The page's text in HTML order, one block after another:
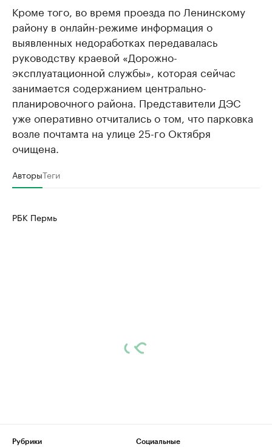
Кроме того, во время проезда по Ленинскому
району в онлайн-режиме информация о
выявленных недоработках передавалась
руководству краевой «Дорожно-
эксплуатационной службы», которая сейчас
занимается содержанием центрально-
планировочного района. Представители ДЭС
уже оперативно отчитались о том, что парковка
возле почтамта на улице 25-го Октября
очищена.
АвторыТеги
РБК Пермь
Рубрики
Социальные